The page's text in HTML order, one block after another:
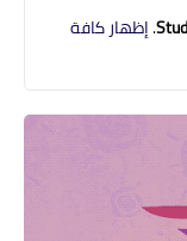
.إظهار كافة